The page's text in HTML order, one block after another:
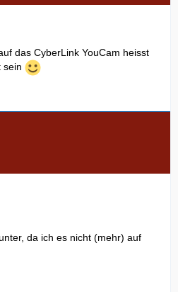
das CyberLink YouCam heisst
sein
da ich es nicht (mehr) auf